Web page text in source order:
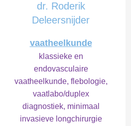
dr. Roderik
Deleersnijder
vaatheelkunde
klassieke en
endovasculaire
vaatheelkunde, flebologie,
vaatlabo/duplex
diagnostiek, minimaal
invasieve longchirurgie